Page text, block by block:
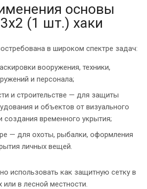
основы
(1 шт.) хаки
в широком спектре задач:
вооружения, техники,
и персонала;
и строительстве — для защиты
и объектов от визуального
создания временного укрытия;
— для охоты, рыбалки, оформления
личных вещей.
использовать как защитную сетку в
или в лесной местности.